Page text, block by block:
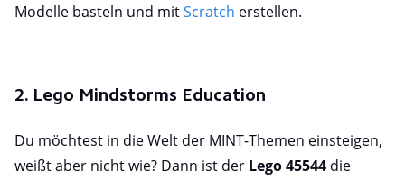
Modelle basteln und mitScratch erstellen.
2. Lego Mindstorms Education
Du möchtest in die Welt der MINT-Themen einsteigen,
weißt aber nicht wie? Dann ist der Lego 45544 die